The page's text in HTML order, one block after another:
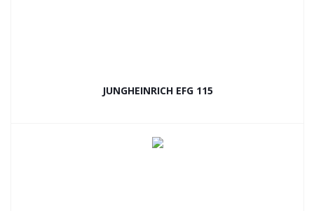
JUNGHEINRICH EFG 115